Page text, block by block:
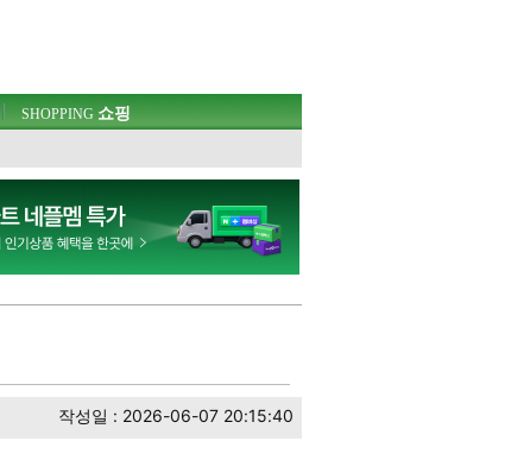
SHOPPING 쇼핑
작성일 : 2026-06-07 20:15:40